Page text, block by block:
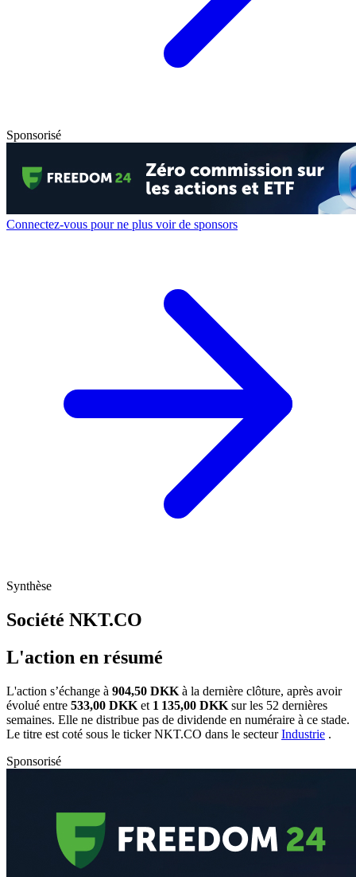
Sponsorisé
Connectez-vous pour ne plus voir de sponsors
Synthèse
Société NKT.CO
L'action en résumé
L'action s’échange à 904,50 DKK à la dernière clôture, après avoir
évolué entre 533,00 DKK et 1 135,00 DKK sur les 52 dernières
semaines. Elle ne distribue pas de dividende en numéraire à ce stade.
Le titre est coté sous le tickerNKT.CO dans le secteurIndustrie .
Sponsorisé